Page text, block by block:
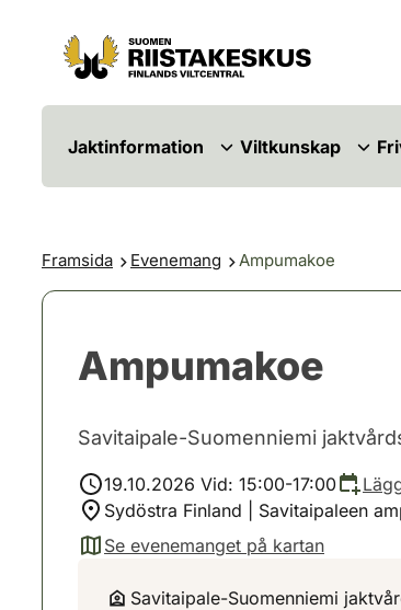
Hoppa till innehåll
Gå till webbplatskartan
Jaktinformation Viltkunskap
Framsida Evenemang Ampumakoe
Ampumakoe
Savitaipale-Suomenniemi
19.10.2026 Vid: 15:00-17:00
Sydöstra Finland | Savitaipaleen
Se evenemanget på kartan
(avautuu uuteen välilehteen)
Savitaipale-Suomenniemi